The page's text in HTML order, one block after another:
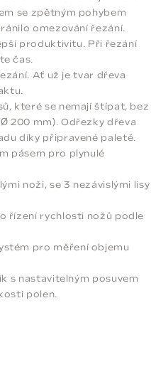
se zpětným pohybem
omezování řezání.
produktivitu. Při řezání
čas.
Ať už je tvar dřeva
které se nemají štípat, bez
200 mm). Odřezky dřeva
díky připravené paletě.
pásem pro plynulé
noži, se 3 nezávislými lisy
řízení rychlosti nožů podle
pro měření objemu
s nastavitelným posuvem
polen.